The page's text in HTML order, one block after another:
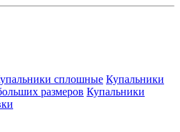
сплошные Купальники
размеров Купальники